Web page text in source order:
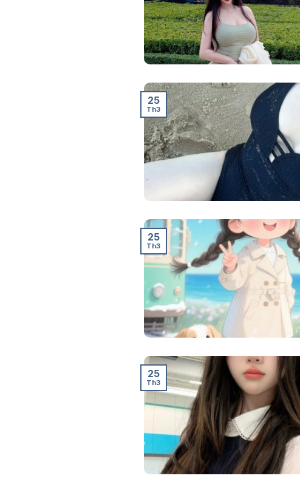
25
Th3
25
Th3
25
Th3